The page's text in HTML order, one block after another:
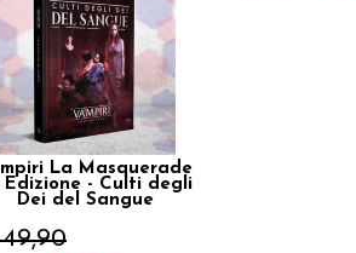
La Masquerade
Edizione - Culti degli
Dei del Sangue